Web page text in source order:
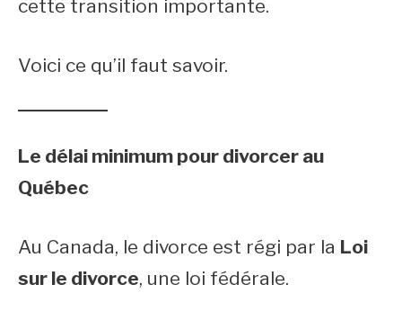
cette transition importante.
Voici ce qu’il faut savoir.
Le délai minimum pour divorcer au
Québec
Au Canada, le divorce est régi par la Loi
sur le divorce, une loi fédérale.